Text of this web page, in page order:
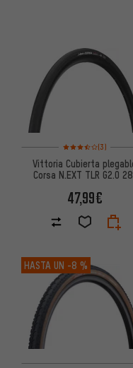
Valoración media:
(3)
Vittoria Cubierta
Corsa N.EXT TLR G2.0
47,99€
HASTA UN -8 %